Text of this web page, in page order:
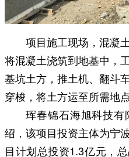
项目施工现场，混凝
将混凝土浇筑到地基中，
基坑土方，推土机、翻斗
穿梭，将土方运至所需
珲春锦石海旭科技
绍，该项目投资主体为宁
目计划总投资1.3亿元，